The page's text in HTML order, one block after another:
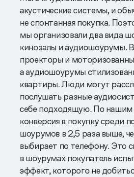
акустические системы, и
не спонтанная покупка.
мы организовали два вида
кинозалы и аудиошоурумы. В
проекторы и
а аудиошоурумы
квартиры. Люди могут
послушать разные
себе подходящую. По нашим
конверсия в покупку среди
шоурумов в 2,5 раза выше,
выбирает по телефону. Это
в шоурумах покупатель
эффект, которого не